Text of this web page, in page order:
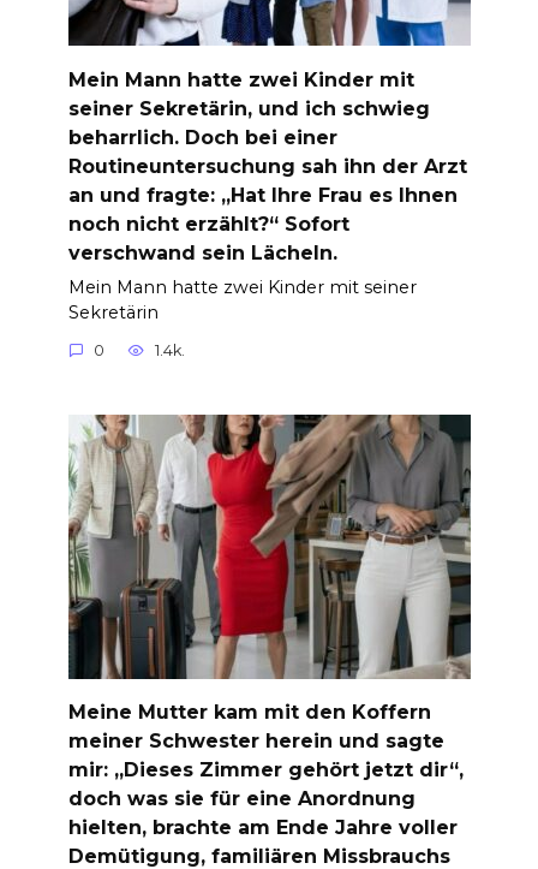
Mein Mann hatte zwei Kinder mit
seiner Sekretärin, und ich schwieg
beharrlich. Doch bei einer
Routineuntersuchung sah ihn der Arzt
an und fragte: „Hat Ihre Frau es Ihnen
noch nicht erzählt?“ Sofort
verschwand sein Lächeln.
Mein Mann hatte zwei Kinder mit seiner
Sekretärin
0 1.4k.
Meine Mutter kam mit den Koffern
meiner Schwester herein und sagte
mir: „Dieses Zimmer gehört jetzt dir“,
doch was sie für eine Anordnung
hielten, brachte am Ende Jahre voller
Demütigung, familiären Missbrauchs